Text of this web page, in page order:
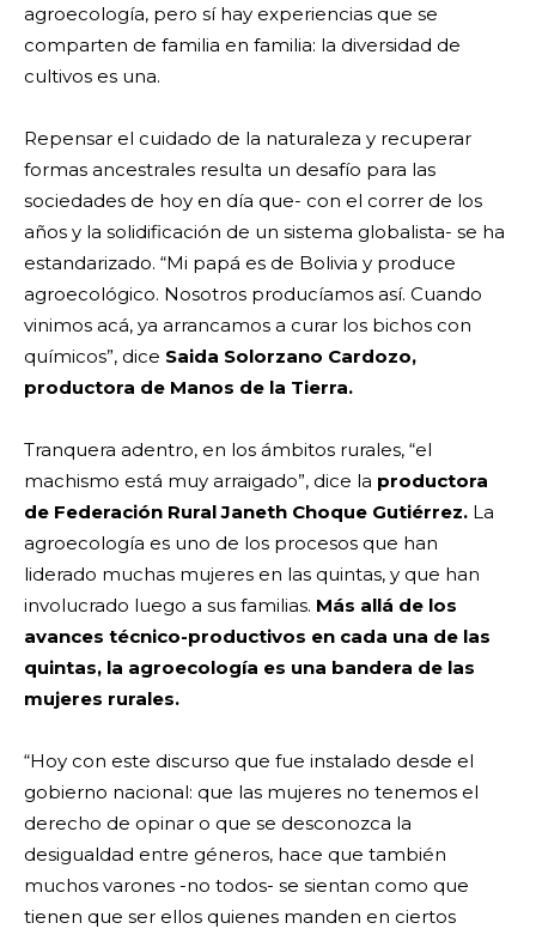
agroecología, pero sí hay experiencias que se
comparten de familia en familia: la diversidad de
cultivos es una.
Repensar el cuidado de la naturaleza y recuperar
formas ancestrales resulta un desafío para las
sociedades de hoy en día que- con el correr de los
años y la solidificación de un sistema globalista- se ha
estandarizado. “Mi papá es de Bolivia y produce
agroecológico. Nosotros producíamos así. Cuando
vinimos acá, ya arrancamos a curar los bichos con
químicos”, dice Saida Solorzano Cardozo,
productora de Manos de la Tierra.
Tranquera adentro, en los ámbitos rurales, “el
machismo está muy arraigado”, dice la productora
de Federación Rural Janeth Choque Gutiérrez. La
agroecología es uno de los procesos que han
liderado muchas mujeres en las quintas, y que han
involucrado luego a sus familias. Más allá de los
avances técnico-productivos en cada una de las
quintas, la agroecología es una bandera de las
mujeres rurales.
“Hoy con este discurso que fue instalado desde el
gobierno nacional: que las mujeres no tenemos el
derecho de opinar o que se desconozca la
desigualdad entre géneros, hace que también
muchos varones -no todos- se sientan como que
tienen que ser ellos quienes manden en ciertos